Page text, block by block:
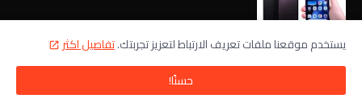
مواصفات هاتف Xiaomi 17T مع الإيجابيات
والسلبيات
يستخدم موقعنا ملفات تعريف الارتباط لتعزيز تجربتك.تفاصيل اكثر
حسنًا!